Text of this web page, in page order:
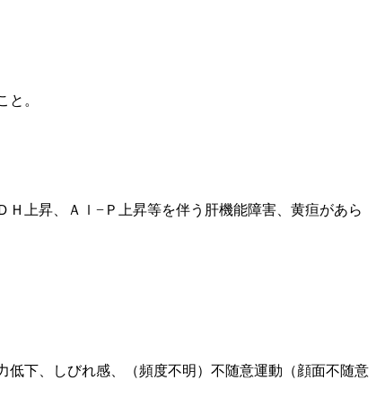
。
上昇、Ａｌ−Ｐ上昇等を伴う肝機能障害、黄疸があら
下、しびれ感、（頻度不明）不随意運動（顔面不随意